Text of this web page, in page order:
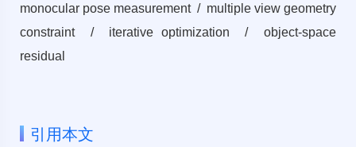
monocular pose measurement / multiple view geometry
constraint / iterative optimization / object-space
residual
引用本文